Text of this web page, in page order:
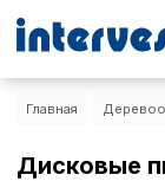
Главная
Дисковые